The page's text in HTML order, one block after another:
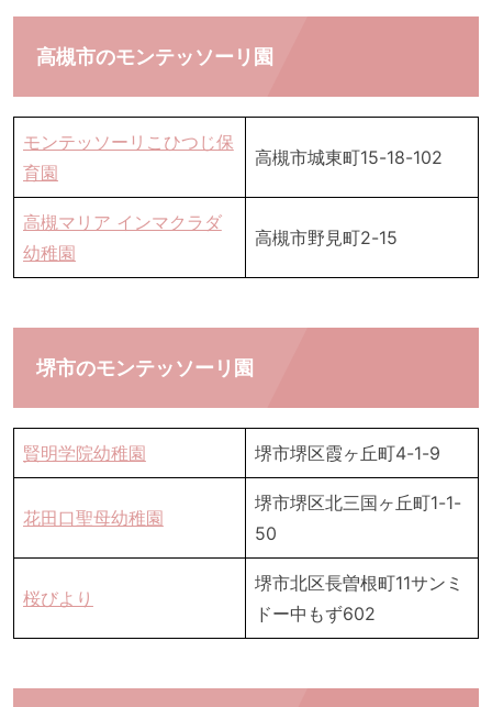
高槻市のモンテッソーリ園
モンテッソーリこひつじ保
育園
高槻市城東町15-18-102
高槻マリア インマクラダ
幼稚園
高槻市野見町2-15
堺市のモンテッソーリ園
賢明学院幼稚園 堺市堺区霞ヶ丘町4-1-9
花田口聖母幼稚園
堺市堺区北三国ヶ丘町1-1-
50
桜びより
堺市北区長曽根町11サンミ
ドー中もず602